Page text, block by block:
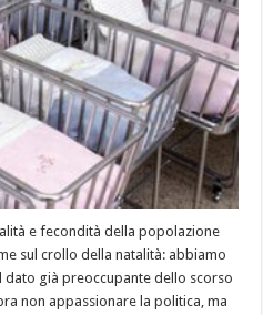
e fecondità della popolazione
sul crollo della natalità: abbiamo
dato già preoccupante dello scorso
non appassionare la politica, ma